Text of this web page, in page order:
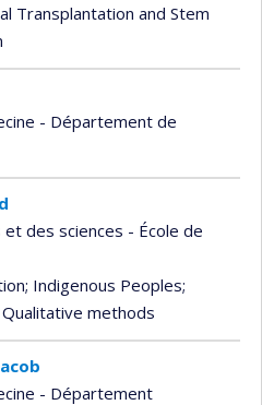
Transplantation and Stem
- Département de
des sciences - École de
; Indigenous Peoples;
Qualitative methods
- Département